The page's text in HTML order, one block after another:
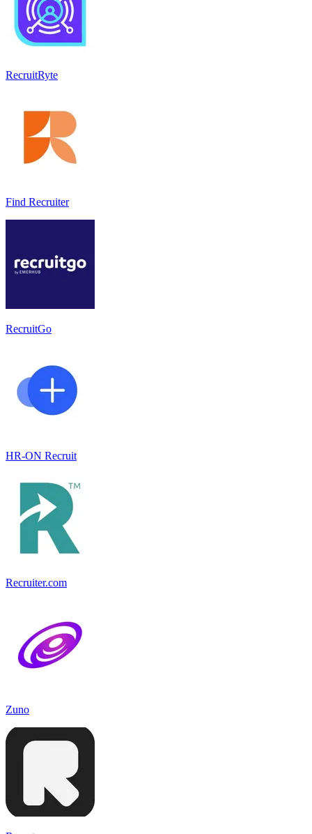
RecruitRyte
Find Recruiter
RecruitGo
HR-ON Recruit
Recruiter.com
Zuno